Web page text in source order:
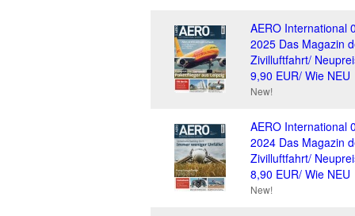
AERO International
2025 Das Magazin
Zivilluftfahrt/
9,90 EUR/ Wie NEU
New!
AERO International
2024 Das Magazin
Zivilluftfahrt/
8,90 EUR/ Wie NEU
New!